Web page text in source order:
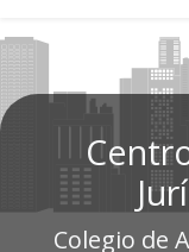
Colegio de